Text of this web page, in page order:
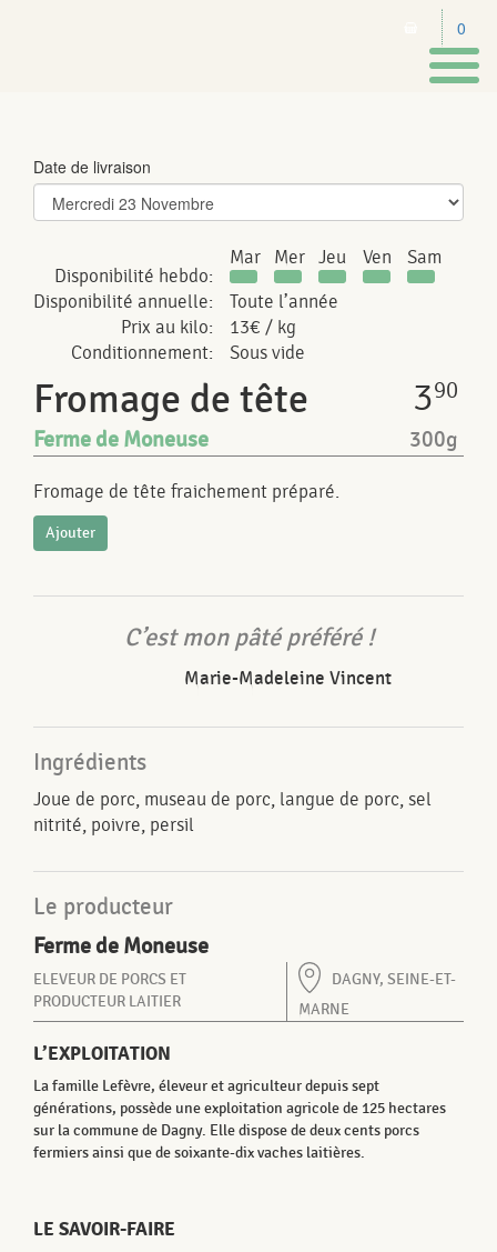
0
Date de livraison
Disponibilité hebdo:
Mar Mer Jeu Ven Sam
Disponibilité annuelle:
Toute l’année
Prix au kilo:
13€ / kg
Conditionnement:
Sous vide
Fromage de tête 390
Ferme de Moneuse 300g
Fromage de tête fraichement préparé.
Ajouter
C’est mon pâté préféré !
Marie-Madeleine Vincent
Ingrédients
Joue de porc, museau de porc, langue de porc, sel
nitrité, poivre, persil
Le producteur
Ferme de Moneuse
ELEVEUR DE PORCS ET
PRODUCTEUR LAITIER
DAGNY, SEINE-ET-
MARNE
L’EXPLOITATION
La famille Lefèvre, éleveur et agriculteur depuis sept
générations, possède une exploitation agricole de 125 hectares
sur la commune de Dagny. Elle dispose de deux cents porcs
fermiers ainsi que de soixante-dix vaches laitières.
LE SAVOIR-FAIRE